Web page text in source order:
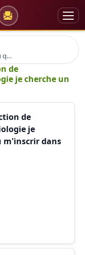
Travail et infos au quebec et etats unis
de
je cherche un
de
je
m'inscrir dans